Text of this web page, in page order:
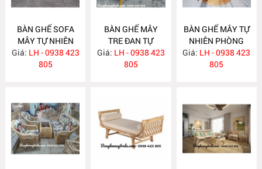
BÀN GHẾ SOFA
MÂY TỰ NHIÊN
PHÒNG KHÁCH
MA624
Giá: LH - 0938 423
805
BÀN GHẾ MÂY
TRE ĐAN TỰ
NHIÊN MA622
Giá: LH - 0938 423
805
BÀN GHẾ MÂY TỰ
NHIÊN PHÒNG
KHÁCH LƯỚI MẮT
CÁO MA621
Giá: LH - 0938 423
805